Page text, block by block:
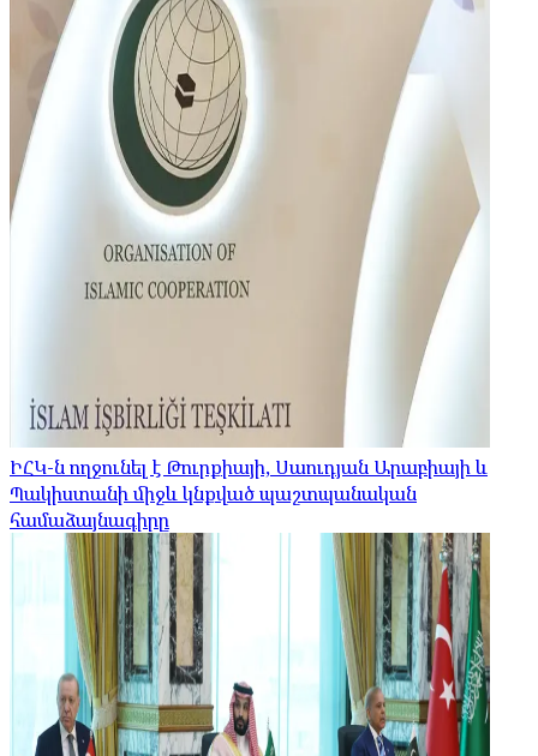
ԻՀԿ-ն ողջունել է Թուրքիայի, Սաուդյան Արաբիայի և
Պակիստանի միջև կնքված պաշտպանական
համաձայնագիրը